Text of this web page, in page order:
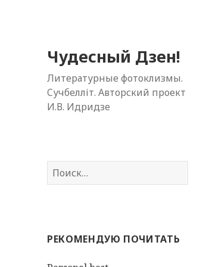
Чудесный Дзен!
Литературные фотоклизмы.
Cучбелліт. Авторский проект
И.В. Идридзе
Н
а
:РЕКОМЕНДУЮ ПОЧИТАТЬ